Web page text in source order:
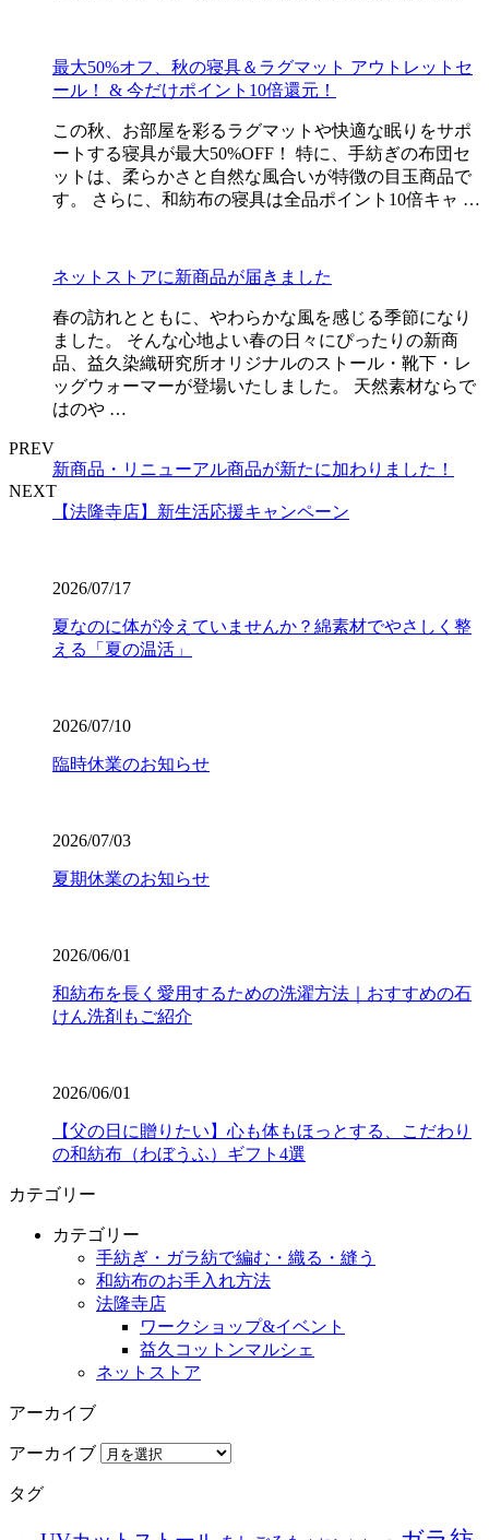
最大50%オフ、秋の寝具＆ラグマット アウトレットセ
ール！ & 今だけポイント10倍還元！
この秋、お部屋を彩るラグマットや快適な眠りをサポ
ートする寝具が最大50%OFF！ 特に、手紡ぎの布団セ
ットは、柔らかさと自然な風合いが特徴の目玉商品で
す。 さらに、和紡布の寝具は全品ポイント10倍キャ …
ネットストアに新商品が届きました
春の訪れとともに、やわらかな風を感じる季節になり
ました。 そんな心地よい春の日々にぴったりの新商
品、益久染織研究所オリジナルのストール・靴下・レ
ッグウォーマーが登場いたしました。 天然素材ならで
はのや …
PREV
新商品・リニューアル商品が新たに加わりました！
NEXT
【法隆寺店】新生活応援キャンペーン
2026/07/17
夏なのに体が冷えていませんか？綿素材でやさしく整
える「夏の温活」
2026/07/10
臨時休業のお知らせ
2026/07/03
夏期休業のお知らせ
2026/06/01
和紡布を長く愛用するための洗濯方法｜おすすめの石
けん洗剤もご紹介
2026/06/01
【父の日に贈りたい】心も体もほっとする、こだわり
の和紡布（わぼうふ）ギフト4選
カテゴリー
カテゴリー
手紡ぎ・ガラ紡で編む・織る・縫う
和紡布のお手入れ方法
法隆寺店
ワークショップ&イベント
益久コットンマルシェ
ネットストア
アーカイブ
アーカイブ
タグ